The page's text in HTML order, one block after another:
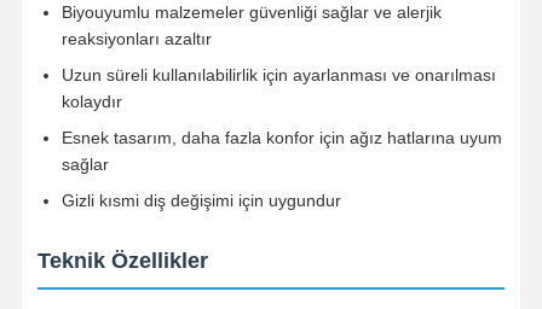
Biyouyumlu malzemeler güvenliği sağlar ve alerjik
reaksiyonları azaltır
Uzun süreli kullanılabilirlik için ayarlanması ve onarılması
kolaydır
Esnek tasarım, daha fazla konfor için ağız hatlarına uyum
sağlar
Gizli kısmi diş değişimi için uygundur
Teknik Özellikler